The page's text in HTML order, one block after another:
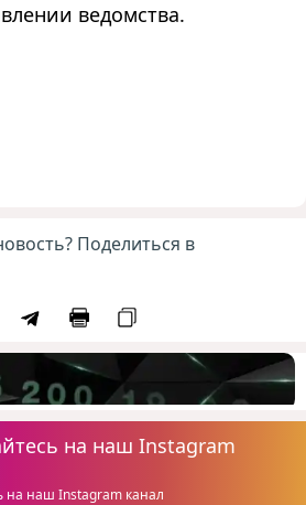
ведомства.
Поделиться в
на наш Instagram
на наш Instagram канал